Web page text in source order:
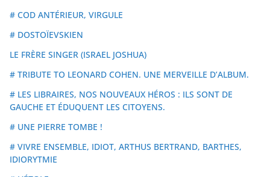
# COD ANTÉRIEUR, VIRGULE
# DOSTOÏEVSKIEN
LE FRÈRE SINGER (ISRAEL JOSHUA)
# TRIBUTE TO LEONARD COHEN. UNE MERVEILLE D’ALBUM.
# LES LIBRAIRES, NOS NOUVEAUX HÉROS : ILS SONT DE
GAUCHE ET ÉDUQUENT LES CITOYENS.
# UNE PIERRE TOMBE !
# VIVRE ENSEMBLE, IDIOT, ARTHUS BERTRAND, BARTHES,
IDIORYTMIE